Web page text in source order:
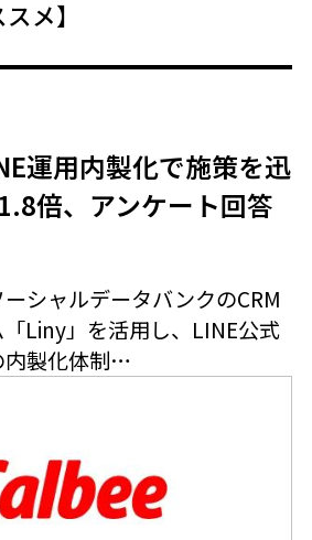
メ】
運用内製化で施策を迅
倍、アンケート回答
シャルデータバンクのCRM
Liny」を活用し、LINE公式
内製化体制…